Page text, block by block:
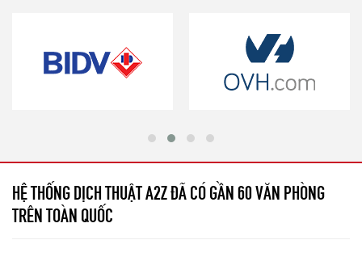
HỆ THỐNG DỊCH THUẬT A2Z ĐÃ CÓ GẦN 60 VĂN PHÒNG
TRÊN TOÀN QUỐC